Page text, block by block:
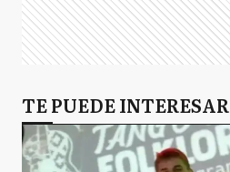
TE PUEDE INTERESAR